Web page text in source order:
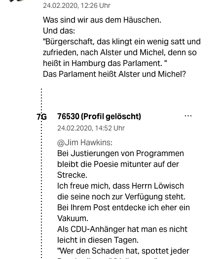
24.02.2020, 12:26 Uhr
Was sind wir aus dem Häuschen.
Und das:
"Bürgerschaft, das klingt ein wenig satt und
zufrieden, nach Alster und Michel, denn so
heißt in Hamburg das Parlament. "
Das Parlament heißt Alster und Michel?
7G 76530 (Profil gelöscht)
24.02.2020, 14:52 Uhr
@Jim Hawkins:
Bei Justierungen von Programmen
bleibt die Poesie mitunter auf der
Strecke.
Ich freue mich, dass Herrn Löwisch
die seine noch zur Verfügung steht.
Bei Ihrem Post entdecke ich eher ein
Vakuum.
Als CDU-Anhänger hat man es nicht
leicht in diesen Tagen.
"Wer den Schaden hat, spottet jeder